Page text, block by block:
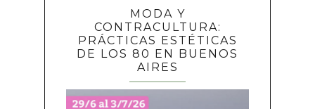
MODA Y
CONTRACULTURA:
PRÁCTICAS ESTÉTICAS
DE LOS 80 EN BUENOS
AIRES